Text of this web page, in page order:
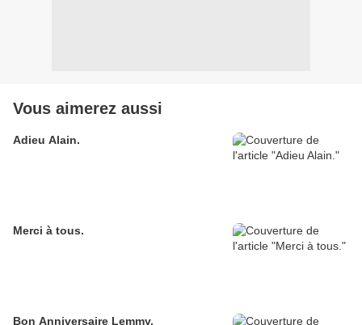
Vous aimerez aussi
Adieu Alain.
Merci à tous.
Bon Anniversaire Lemmy.